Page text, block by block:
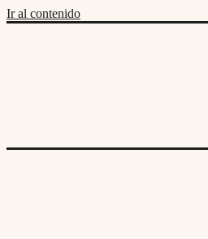
Ir al contenido